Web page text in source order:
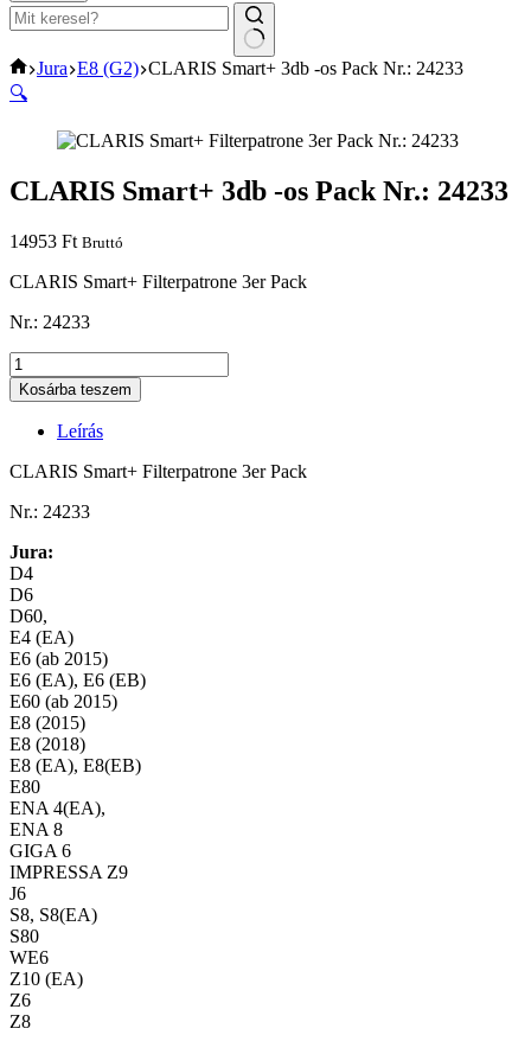
No
results
Home
Jura E8 (G2) CLARIS Smart+ 3db -os Pack Nr.: 24233
🔍
CLARIS Smart+ 3db -os Pack Nr.: 24233
14953 Ft Bruttó
CLARIS Smart+ Filterpatrone 3er Pack
Nr.: 24233
CLARIS
Smart+
3db
Pack
24233
Kosárba teszem
Leírás
CLARIS Smart+ Filterpatrone 3er Pack
Nr.: 24233
Jura:
D4
D6
D60,
E4 (EA)
E6 (ab 2015)
E6 (EA), E6 (EB)
E60 (ab 2015)
E8 (2015)
E8 (2018)
E8 (EA), E8(EB)
E80
ENA 4(EA),
ENA 8
GIGA 6
IMPRESSA Z9
J6
S8, S8(EA)
S80
WE6
Z10 (EA)
Z6
Z8